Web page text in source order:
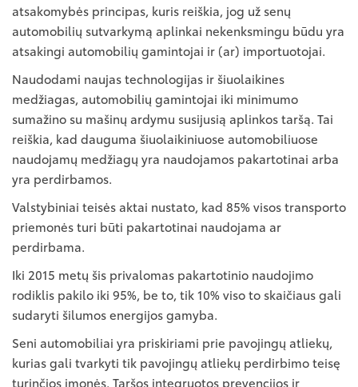
atsakomybės principas, kuris reiškia, jog už senų
automobilių sutvarkymą aplinkai nekenksmingu būdu yra
atsakingi automobilių gamintojai ir (ar) importuotojai.
Naudodami naujas technologijas ir šiuolaikines
medžiagas, automobilių gamintojai iki minimumo
sumažino su mašinų ardymu susijusią aplinkos taršą. Tai
reiškia, kad dauguma šiuolaikiniuose automobiliuose
naudojamų medžiagų yra naudojamos pakartotinai arba
yra perdirbamos.
Valstybiniai teisės aktai nustato, kad 85% visos transporto
priemonės turi būti pakartotinai naudojama ar
perdirbama.
Iki 2015 metų šis privalomas pakartotinio naudojimo
rodiklis pakilo iki 95%, be to, tik 10% viso to skaičiaus gali
sudaryti šilumos energijos gamyba.
Seni automobiliai yra priskiriami prie pavojingų atliekų,
kurias gali tvarkyti tik pavojingų atliekų perdirbimo teisę
turinčios įmonės. Taršos integruotos prevencijos ir